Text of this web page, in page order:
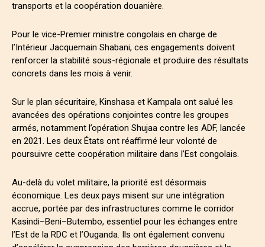
transports et la coopération douanière.
Pour le vice-Premier ministre congolais en charge de
l’Intérieur Jacquemain Shabani, ces engagements doivent
renforcer la stabilité sous-régionale et produire des résultats
concrets dans les mois à venir.
Sur le plan sécuritaire, Kinshasa et Kampala ont salué les
avancées des opérations conjointes contre les groupes
armés, notamment l’opération Shujaa contre les ADF, lancée
en 2021. Les deux États ont réaffirmé leur volonté de
poursuivre cette coopération militaire dans l’Est congolais.
Au-delà du volet militaire, la priorité est désormais
économique. Les deux pays misent sur une intégration
accrue, portée par des infrastructures comme le corridor
Kasindi–Beni–Butembo, essentiel pour les échanges entre
l’Est de la RDC et l’Ouganda. Ils ont également convenu